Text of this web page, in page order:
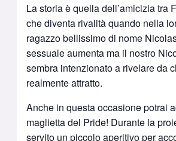
La storia è quella dell’amicizia tra
che diventa rivalità quando nella
ragazzo bellissimo di nome
sessuale aumenta ma il nostro
sembra intenzionato a rivelare da
realmente attratto.
Anche in questa occasione potrai
maglietta del Pride! Durante la
servito un piccolo aperitivo per